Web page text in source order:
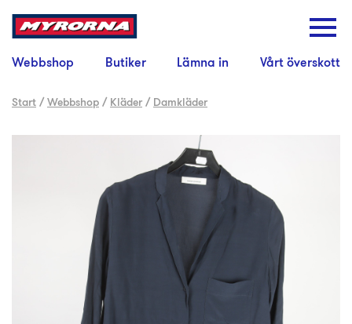
Webbshop Butiker Lämna in Vårt överskott
Start /Webbshop / Kläder / Damkläder